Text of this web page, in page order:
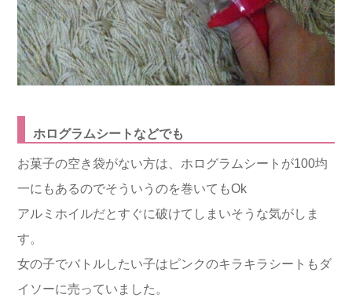
ホログラムシートなどでも
お菓子の空き袋がない方は、ホログラムシートが100均
一にもあるのでそういうのを巻いてもOk
アルミホイルだとすぐに破けてしまいそうな気がしま
す。
女の子でバトルしたい子はピンクのキラキラシートもダ
イソーに売っていました。